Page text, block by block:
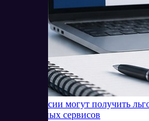
SaaS в России могут получить
для облачных сервисов